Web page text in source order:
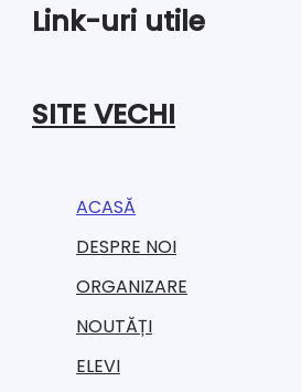
Link-uri utile
SITE VECHI
ACASĂ
DESPRE NOI
ORGANIZARE​
NOUTĂȚI
ELEVI